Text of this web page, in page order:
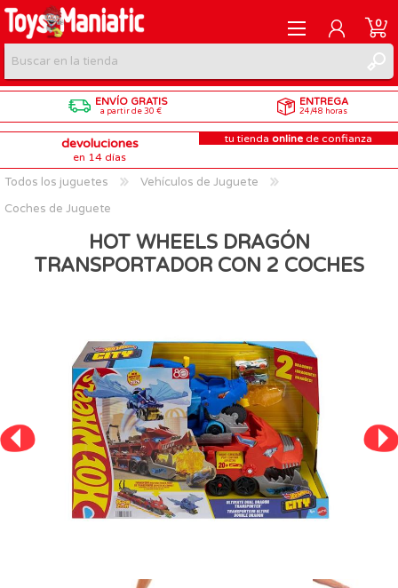
REGISTRARME
INICIAR SESIÓN
0
ENVÍO GRATIS
a partir de 30 €
ENTREGA
24/48 horas
devoluciones
en 14 días
tu tienda online de confianza
Todos los juguetes
Vehículos de Juguete
Coches de Juguete
HOT WHEELS DRAGÓN
TRANSPORTADOR CON 2 COCHES